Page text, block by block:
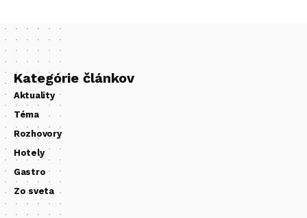
Kategórie článkov
Aktuality
Téma
Rozhovory
Hotely
Gastro
Zo sveta